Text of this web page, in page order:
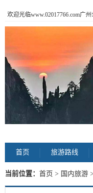
欢迎光临www.02017766.com广
首页 旅游路线
当前位置： 首页 > 国内旅游